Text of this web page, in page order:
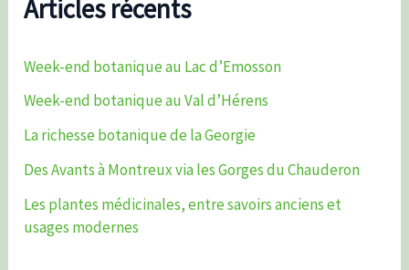
Articles récents
Week-end botanique au Lac d’Emosson
Week-end botanique au Val d’Hérens
La richesse botanique de la Georgie
Des Avants à Montreux via les Gorges du Chauderon
Les plantes médicinales, entre savoirs anciens et
usages modernes